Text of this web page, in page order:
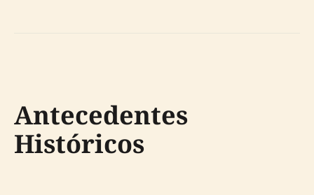
Antecedentes
Históricos